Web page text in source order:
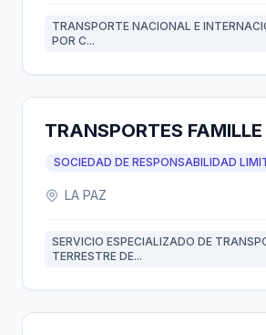
TRANSPORTE NACIONAL E
POR C...
TRANSPORTES
SOCIEDAD DE RESPONSABILIDAD
LA PAZ
SERVICIO ESPECIALIZADO DE
TERRESTRE DE...